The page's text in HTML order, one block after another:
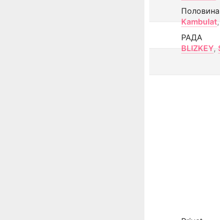
Половина
Kambulat,
РАДА
BLIZKEY,